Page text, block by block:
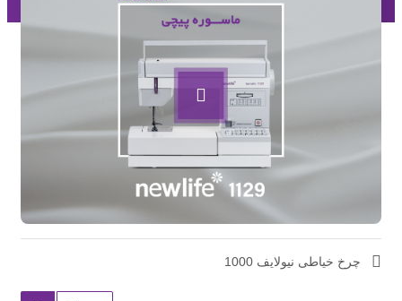
چرخ خیاطی نیولایف 1000